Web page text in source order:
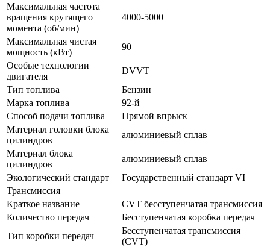
Максимальная частота
вращения крутящего
момента (об/мин)
4000-5000
Максимальная чистая
мощность (кВт)
90
Особые технологии
двигателя
DVVT
Тип топлива
Бензин
Марка топлива
92-й
Способ подачи топлива
Прямой впрыск
Материал головки блока
цилиндров
алюминиевый сплав
Материал блока
цилиндров
алюминиевый сплав
Экологический стандарт
Государственный стандарт VI
Трансмиссия
Краткое название
CVT бесступенчатая трансмиссия
Количество передач
Беcступенчатая коробка передач
Тип коробки передач
Бесступенчатая трансмиссия
(CVT)